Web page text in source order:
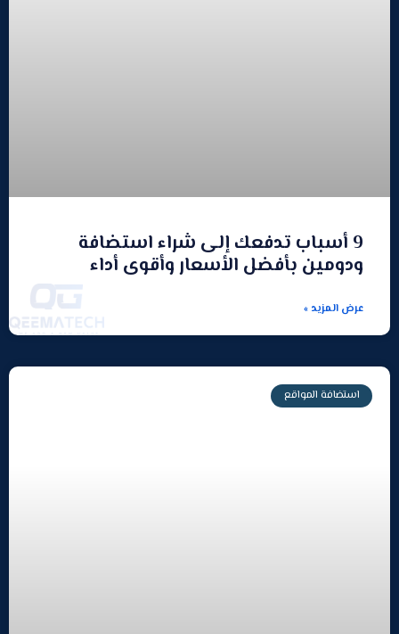
9 أسباب تدفعك إلى شراء استضافة
ودومين بأفضل الأسعار وأقوى أداء
عرض المزيد »
استضافة المواقع